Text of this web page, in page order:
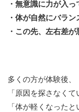
・無意識に力が入っ
・体が自然にバラ
・この先、左右差
多くの方が体験後、
「原因を探さなくて
「体が軽くなった